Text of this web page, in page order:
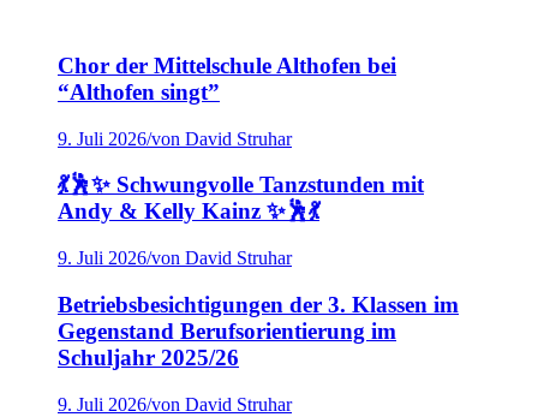
Chor der Mittelschule Althofen bei
“Althofen singt”
9. Juli 2026/von David Struhar
💃🕺✨ Schwungvolle Tanzstunden mit
Andy & Kelly Kainz ✨🕺💃
9. Juli 2026/von David Struhar
Betriebsbesichtigungen der 3. Klassen im
Gegenstand Berufsorientierung im
Schuljahr 2025/26
9. Juli 2026/von David Struhar